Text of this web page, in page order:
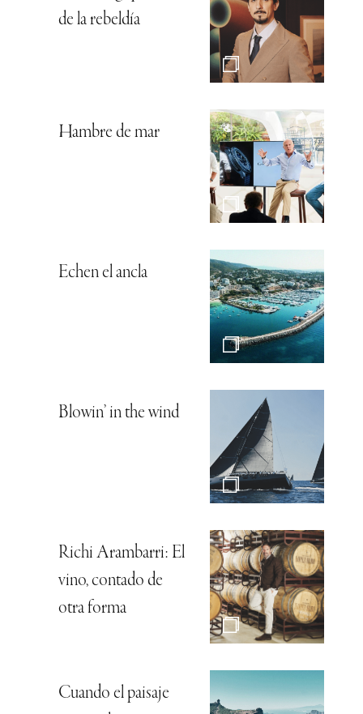
de la rebeldía
Hambre de mar
Echen el ancla
Blowin’ in the wind
Richi Arambarri: El
vino, contado de
otra forma
Cuando el paisaje